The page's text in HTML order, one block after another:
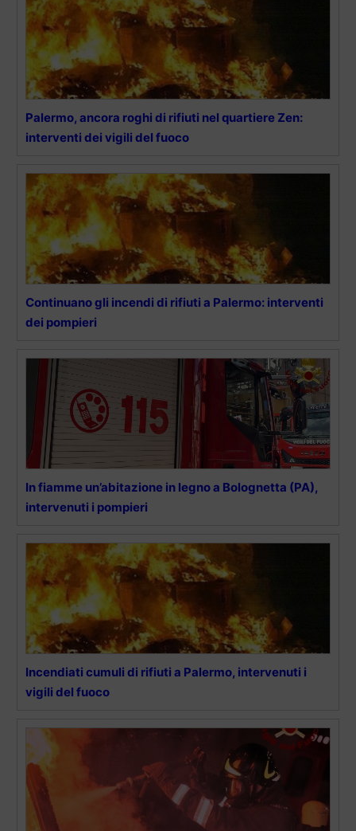
Palermo, ancora roghi di rifiuti nel quartiere Zen:
interventi dei vigili del fuoco
Continuano gli incendi di rifiuti a Palermo: interventi
dei pompieri
In fiamme un’abitazione in legno a Bolognetta (PA),
intervenuti i pompieri
Incendiati cumuli di rifiuti a Palermo, intervenuti i
vigili del fuoco